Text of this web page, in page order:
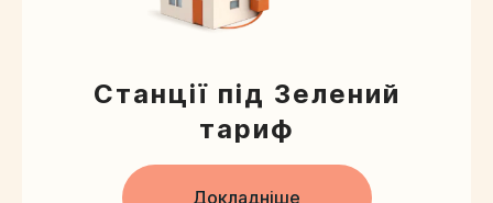
Станції під Зелений
тариф
Докладніше